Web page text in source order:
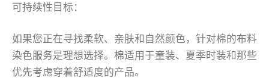
可持续性目标：
如果您正在寻找柔软、亲肤和自然颜色，针对棉的布料
染色服务是理想选择。棉适用于童装、夏季时装和那些
优先考虑穿着舒适度的产品。